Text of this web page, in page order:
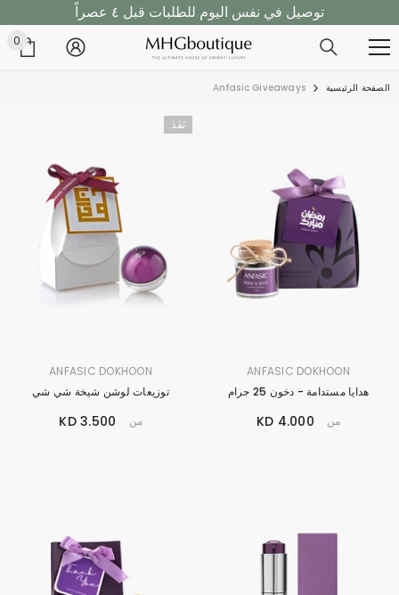
تخطى الى المحتوىتوصيل في نفس اليوم للطلبات قبل ٤ عصراً
تسوق الان، ادفع لاحقاً مع تابي!
توصيل في نفس اليوم للطلبات قبل ٤ عصراً
0
0
الصفحة الرئيسية Anfasic Giveaways
ANFASIC DOKHOON
هدايا مستدامة - دخون 25 جرام
من
4.000 KD
نَفَذ
ANFASIC DOKHOON
توزيعات لوشن شيخة شي شي
من
3.500 KD